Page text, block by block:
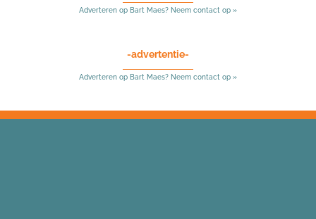
Adverteren op Bart Maes? Neem contact op »
-advertentie-
Adverteren op Bart Maes? Neem contact op »